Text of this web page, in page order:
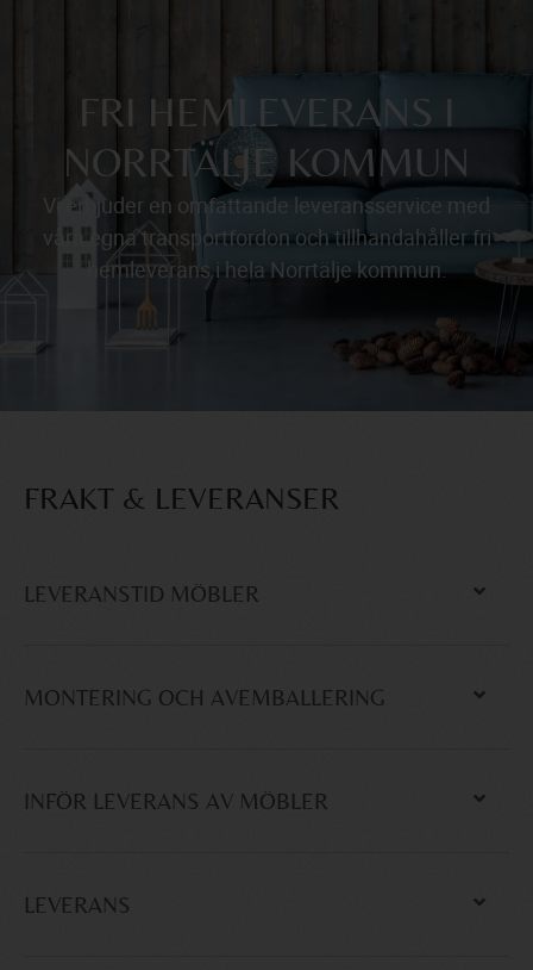
FRI HEMLEVERANS I
NORRTÄLJE KOMMUN
Vi erbjuder en omfattande leveransservice med
våra egna transportfordon och tillhandahåller fri
hemleverans i hela Norrtälje kommun.
FRAKT & LEVERANSER
LEVERANSTID MÖBLER
MONTERING OCH AVEMBALLERING
INFÖR LEVERANS AV MÖBLER
LEVERANS